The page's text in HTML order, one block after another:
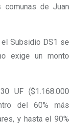
de Juan
Subsidio DS1 se
exige un monto
UF ($1.168.000
del 60% más
y hasta el 90%